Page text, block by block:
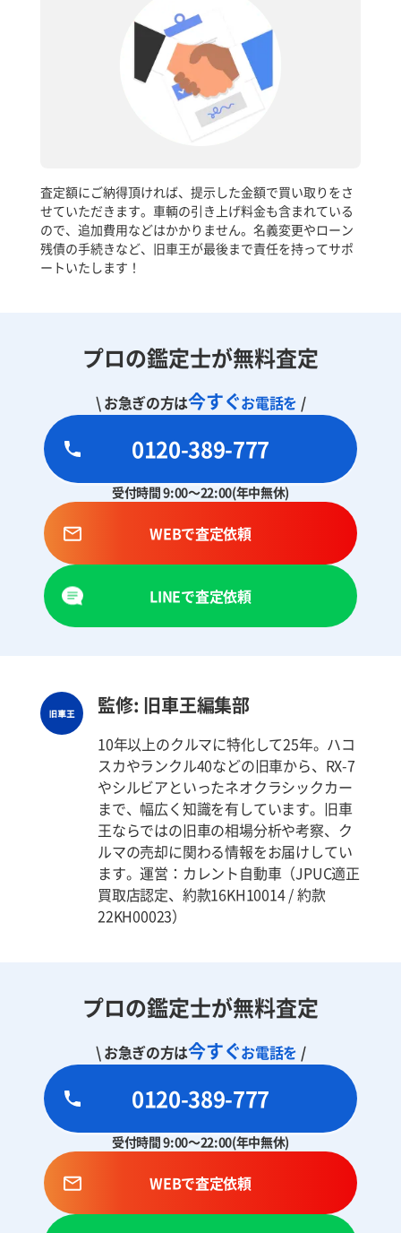
査定額にご納得頂ければ、提示した金額で買い取りをさ
せていただきます。車輌の引き上げ料金も含まれている
ので、追加費用などはかかりません。名義変更やローン
残債の手続きなど、旧車王が最後まで責任を持ってサポ
ートいたします！
プロの鑑定士が無料査定
\ お急ぎの方は今すぐお電話を /
0120-389-777
受付時間 9:00～22:00(年中無休)
WEBで査定依頼
LINEで査定依頼
監修: 旧車王編集部
10年以上のクルマに特化して25年。ハコ
スカやランクル40などの旧車から、RX-7
やシルビアといったネオクラシックカー
まで、幅広く知識を有しています。旧車
王ならではの旧車の相場分析や考察、ク
ルマの売却に関わる情報をお届けしてい
ます。運営：カレント自動車（JPUC適正
買取店認定、約款16KH10014 / 約款
22KH00023）
プロの鑑定士が無料査定
\ お急ぎの方は今すぐお電話を /
0120-389-777
受付時間 9:00～22:00(年中無休)
WEBで査定依頼